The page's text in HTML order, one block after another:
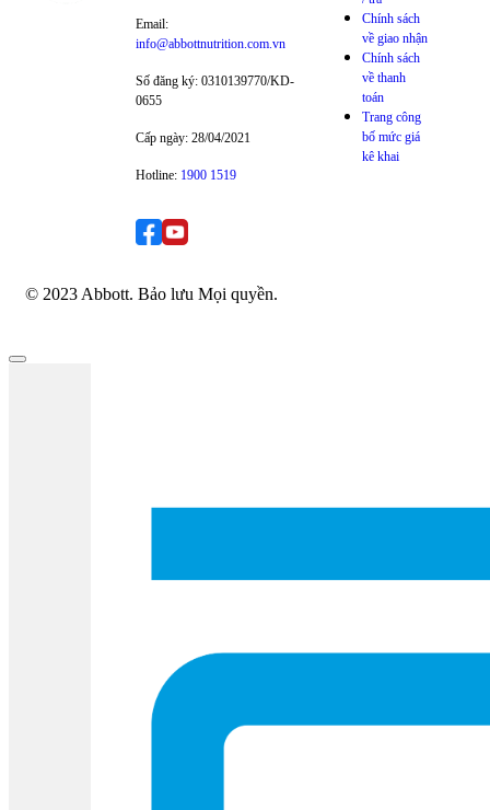
Email:
info@abbottnutrition.com.vn
Số đăng ký: 0310139770/KD-
0655
Cấp ngày: 28/04/2021
Hotline: 1900 1519
Chính sách
về giao nhận
Chính sách
về thanh
toán
Trang công
bố mức giá
kê khai
© 2023 Abbott. Bảo lưu Mọi quyền.